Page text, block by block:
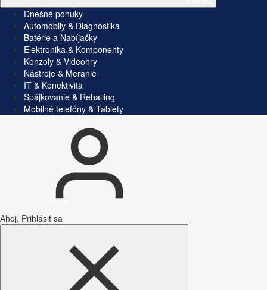
Dnešné ponuky
Automobily & Diagnostika
Batérie a Nabíjačky
Elektronika & Komponenty
Konzoly & Videohry
Nástroje & Meranie
IT & Konektivita
Spájkovanie & Reballing
Mobilné telefóny & Tablety
Ahoj, Prihlásiť sa